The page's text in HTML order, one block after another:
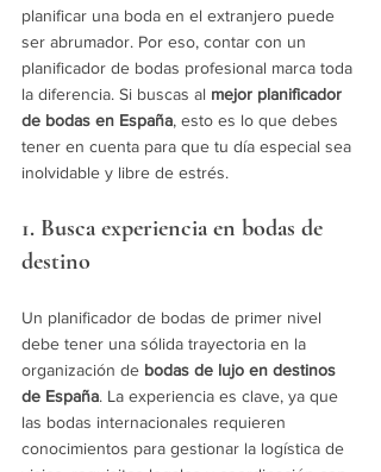
planificar una boda en el extranjero puede
ser abrumador. Por eso, contar con un
planificador de bodas profesional marca toda
la diferencia. Si buscas al mejor planificador
de bodas en España, esto es lo que debes
tener en cuenta para que tu día especial sea
inolvidable y libre de estrés.
1. Busca experiencia en bodas de
destino
Un planificador de bodas de primer nivel
debe tener una sólida trayectoria en la
organización de bodas de lujo en destinos
de España. La experiencia es clave, ya que
las bodas internacionales requieren
conocimientos para gestionar la logística de